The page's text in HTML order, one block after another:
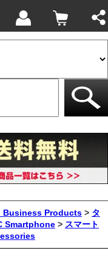
Products > タ
Smartphone > スマート